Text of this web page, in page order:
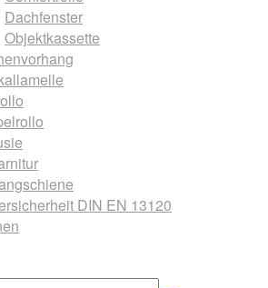
Dachfenster
Objektkassette
DIN EN 13120